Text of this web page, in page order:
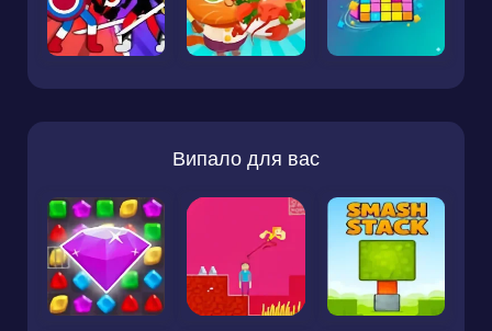
Випало для вас